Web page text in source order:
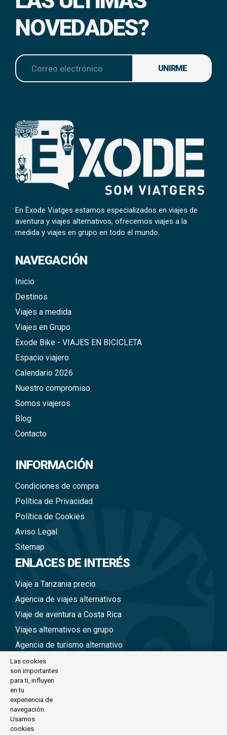
NOVEDADES?
UNIRME
En Èxode Viatges estamos especializados en viajes de
aventura y viajes alternativos, ofrecemos viajes a la
medida y viajes en grupo en todo el mundo.
NAVEGACIÓN
Inicio
Destinos
Viajes a medida
Viajes en Grupo
Èxode Bike - VIAJES EN BICICLETA
Espacio viajero
Calendario 2026
Nuestro compromiso
Somos viajeros
Blog
Contacto
INFORMACIÓN
Condiciones de compra
Política de Privacidad
Política de Cookies
Aviso Legal
Sitemap
ENLACES DE INTERÉS
Viaje a Tanzania precio
Agencia de viajes alternativos
Viaje de aventura a Costa Rica
Viajes alternativos en grupo
Agencia de turismo alternativo
Viajes a Nepal en grupo
Viaje alternativo a Tailandia
Viajes alternativos a Perú
Viajes alternativos a Vietnam
Las cookies
son importantes
para ti, influyen
en tu
experiencia de
navegación.
Usamos
cookies